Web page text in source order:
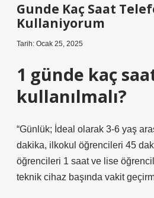
Gunde Kaç Saat
Kullaniyorum
Tarih: Ocak 25, 2025
1 günde kaç
kullanılmalı?
“Günlük; İdeal olarak 3-6 yaş
dakika, ilkokul öğrencileri 45
öğrencileri 1 saat ve lise
teknik cihaz başında vakit